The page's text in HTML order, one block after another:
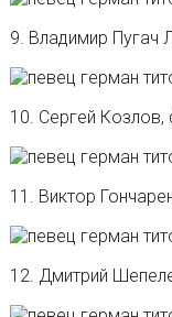
9. Владимир Пугач
10. Сергей
11. Виктор
12. Дмитрий